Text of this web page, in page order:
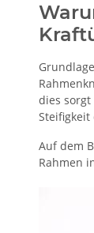
dies sorgt
Auf dem
Rahmen